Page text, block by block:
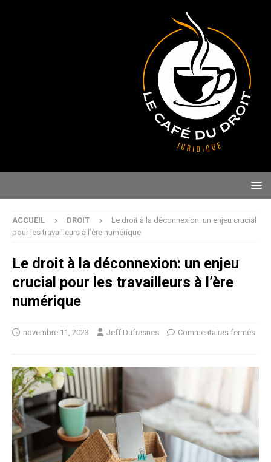
ACCUEIL DROIT
Le droit à la déconnexion: un enjeu crucial
pour les travailleurs à l’ère numérique
Le droit à la déconnexion: un enjeu
crucial pour les travailleurs à l’ère
numérique
novembre 11, 2023 Jeff Dufresnes Commentaires fermés